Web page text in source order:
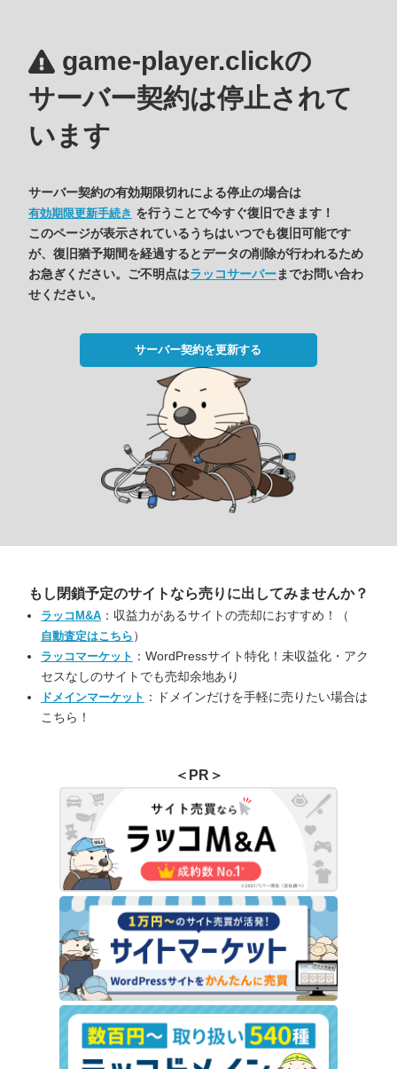
game-player.clickの
サーバー契約は停止されて
います
サーバー契約の有効期限切れによる停止の場合は
有効期限更新手続き を行うことで今すぐ復旧できます！
このページが表示されているうちはいつでも復旧可能です
が、復旧猶予期間を経過するとデータの削除が行われるため
お急ぎください。ご不明点はラッコサーバーまでお問い合わ
せください。
サーバー契約を更新する
もし閉鎖予定のサイトなら売りに出してみませんか？
ラッコM&A ：収益力があるサイトの売却におすすめ！（
自動査定はこちら ）
ラッコマーケット ：WordPressサイト特化！未収益化・アク
セスなしのサイトでも売却余地あり
ドメインマーケット ：ドメインだけを手軽に売りたい場合は
こちら！
＜PR＞